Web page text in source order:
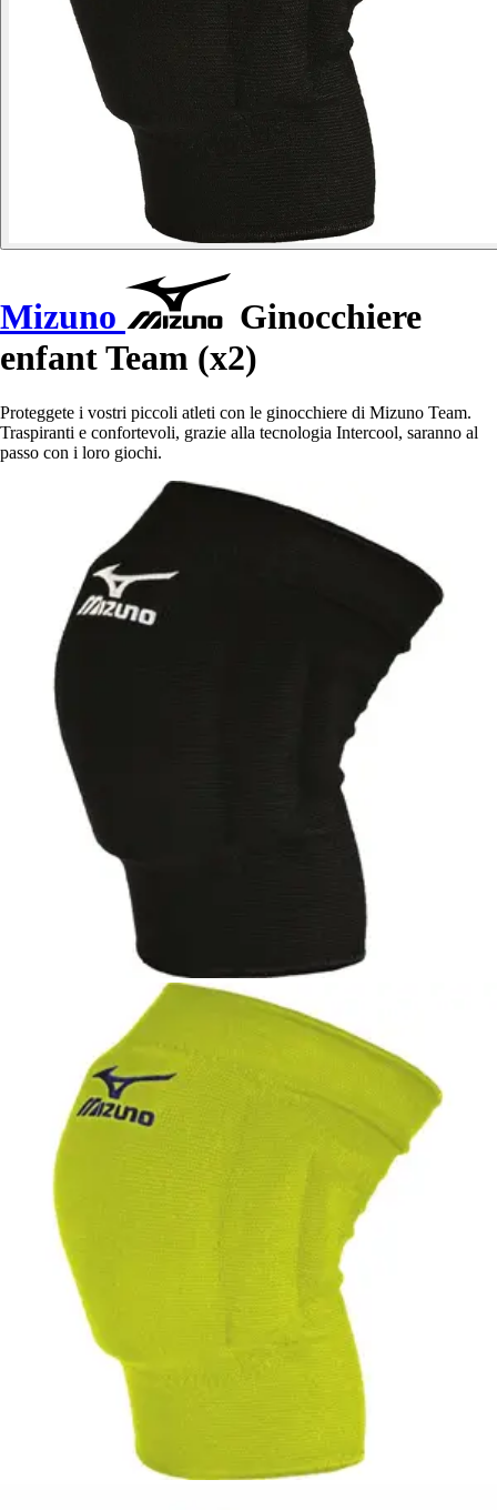
Mizuno
Ginocchiere
enfant Team (x2)
Proteggete i vostri piccoli atleti con le ginocchiere di Mizuno Team.
Traspiranti e confortevoli, grazie alla tecnologia Intercool, saranno al
passo con i loro giochi.